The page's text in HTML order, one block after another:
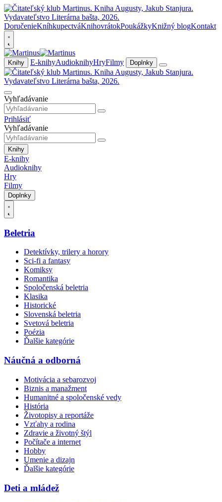
DoručenieKníhkupectváKnihovrátokPoukážkyKnižný blogKontakt
Knihy E-knihyAudioknihyHryFilmy Doplnky
Vyhľadávanie
Prihlásiť
Vyhľadávanie
Knihy
E-knihy
Audioknihy
Hry
Filmy
Doplnky
Beletria
Detektívky, trilery a horory
Sci-fi a fantasy
Komiksy
Romantika
Spoločenská beletria
Klasika
Historické
Slovenská beletria
Svetová beletria
Poézia
Ďalšie kategórie
Náučná a odborná
Motivácia a sebarozvoj
Biznis a manažment
Humanitné a spoločenské vedy
História
Životopisy a reportáže
Vzťahy a rodina
Zdravie a životný štýl
Počítače a internet
Hobby
Umenie a dizajn
Ďalšie kategórie
Deti a mládež